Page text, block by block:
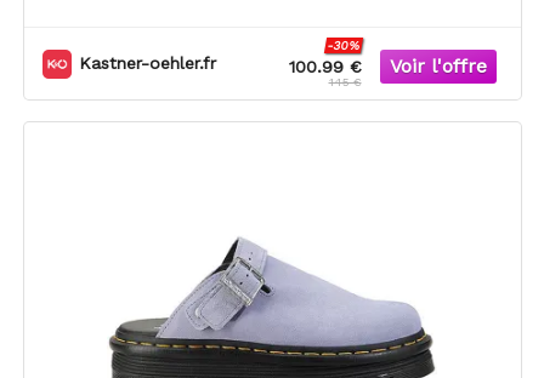
Kastner-oehler.fr 100.99 €
-30%
145 €